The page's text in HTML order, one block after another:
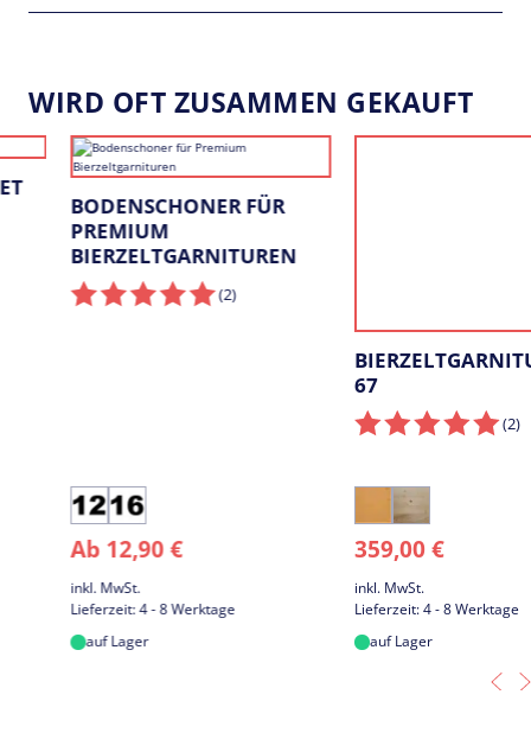
e
t
M
WIRD OFT ZUSAMMEN GEKAUFT
BODENSCHONER FÜR
PREMIUM
BIERZELTGARNITUREN
(2)
Stück Stück
12,90€
inkl. MwSt.
Lieferzeit:4 - 8 Werktage
auf Lager
BIERZELTGARNITUR
(2)
359,00€
inkl. MwSt.
Lieferzeit:4 - 8 Werktage
auf Lager